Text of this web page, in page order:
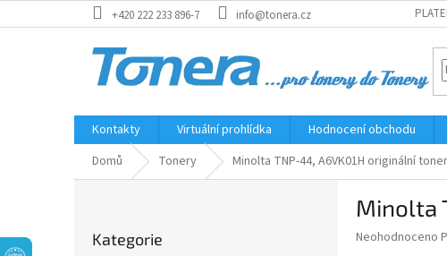
na
+420 222 233 896-7 info@tonera.cz
Kontakty Virtuální prohlídka Hodnocení obchodu
Domů
Tonery Minolta TNP-44, A6VK01H originální
kategorie
Kategorie
Minolta
Průměrné
Neohodnoceno